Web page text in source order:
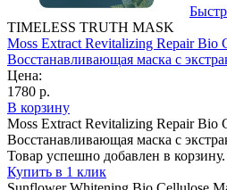
TIMELESS TRUTH MASK
Moss Extract Revitalizing Repair Bio
Восстанавливающая маска с
Цена:
1780 р.
В корзину
Moss Extract Revitalizing Repair Bio
Восстанавливающая маска с
Товар успешно добавлен в корзину.
Купить в 1 клик